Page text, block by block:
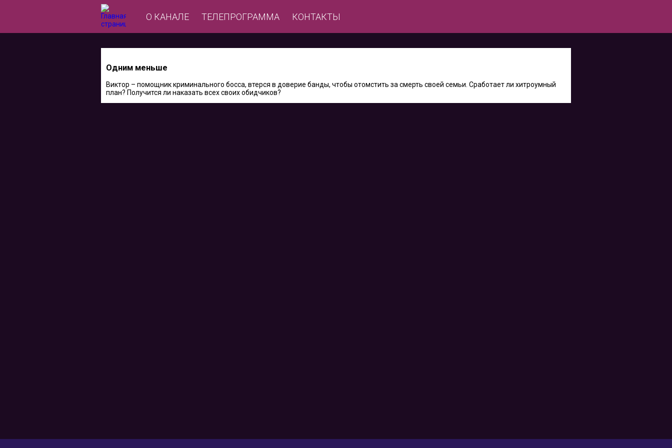
О КАНАЛЕ ТЕЛЕПРОГРАММА КОНТАКТЫ
Одним меньше
Виктор – помощник криминального босса, втерся в доверие банды, чтобы отомстить за смерть своей семьи. Сработает ли хитроумный
план? Получится ли наказать всех своих обидчиков?